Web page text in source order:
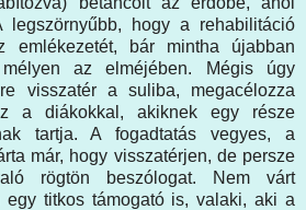
legszörnyűbb, hogy a rehabilitáció
emlékezetét, bár mintha újabban
az elméjében. Mégis úgy
visszatér a suliba, megacélozza
a diákokkal, akiknek egy része
tartja. A fogadtatás vegyes, a
már, hogy visszatérjen, de persze
rögtön beszólogat. Nem várt
egy titkos támogató is, valaki, aki a